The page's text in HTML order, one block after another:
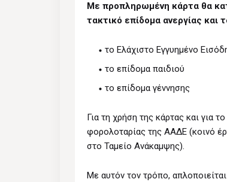
Με προπληρωμένη κάρτα θα
τακτικό επίδομα ανεργίας
το Ελάχιστο Εγγυημένο
το επίδομα παιδιού
το επίδομα γέννησης
Για τη χρήση της κάρτας και για
φορολοταρίας της ΑΑΔΕ (κοινό
στο Ταμείο Ανάκαμψης).
Με αυτόν τον τρόπο,